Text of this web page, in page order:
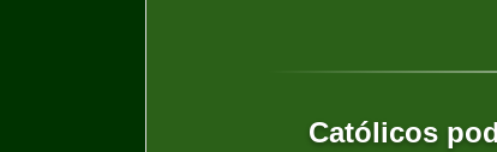
Católicos